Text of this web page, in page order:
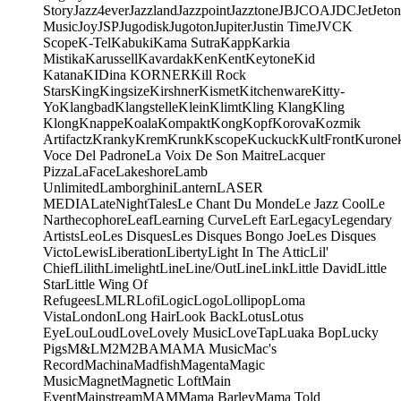
StoryJazz4everJazzlandJazzpointJazztoneJBJCOAJDCJetJeton
MusicJoyJSPJugodiskJugotonJupiterJustin TimeJVCK
ScopeK-TelKabukiKama SutraKappKarkia
MistikaKarussellKavardakKenKentKeytoneKid
KatanaKIDina KORNERKill Rock
StarsKingKingsizeKirshnerKismetKitchenwareKitty-
YoKlangbadKlangstelleKleinKlimtKling KlangKling
KlongKnappeKoalaKompaktKongKopfKorovaKozmik
ArtifactzKrankyKremKrunkKscopeKuckuckKultFront
Voce Del PadroneLa Voix De Son MaitreLacquer
PizzaLaFaceLakeshoreLamb
UnlimitedLamborghiniLanternLASER
MEDIALateNightTalesLe Chant Du MondeLe Jazz CoolLe
NarthecophoreLeafLearning CurveLeft EarLegacyLegendary
ArtistsLeoLes DisquesLes Disques Bongo JoeLes Disques
VictoLewisLiberationLibertyLight In The AtticLil'
ChiefLilithLimelightLineLine/OutLineLinkLittle DavidLittle
StarLittle Wing Of
RefugeesLMLRLofiLogicLogoLollipopLoma
VistaLondonLong HairLook BackLotusLotus
EyeLouLoudLoveLovely MusicLoveTapLuaka BopLucky
PigsM&LM2M2BAMAMA MusicMac's
RecordMachinaMadfishMagentaMagic
MusicMagnetMagnetic LoftMain
EventMainstreamMAMMama BarleyMama Told